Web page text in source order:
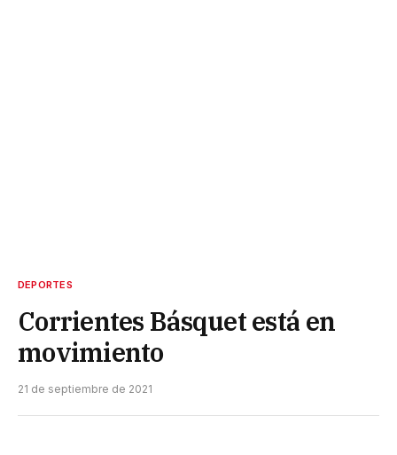
DEPORTES
Corrientes Básquet está en
movimiento
21 de septiembre de 2021